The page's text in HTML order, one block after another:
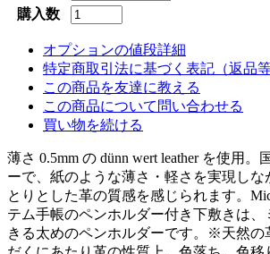
購入数
オプションの値段詳細
特定商取引法に基づく表記（返品等
この商品を友達に教える
この商品について問い合わせる
買い物を続ける
薄さ 0.5mm の dünn wert leather を使用
ーで、紙のような薄さ・軽さを実現しな
とりとした革の質感を感じられます。
テム手帳のペンホルダー付き下敷きは
きる太めのペンホルダーです。※天然の